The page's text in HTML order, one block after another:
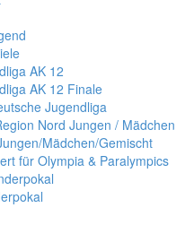
AK 12
AK 12 Finale
Jugendliga
Nord Jungen / Mädchen
Mädchen/Gemischt
für Olympia & Paralympics